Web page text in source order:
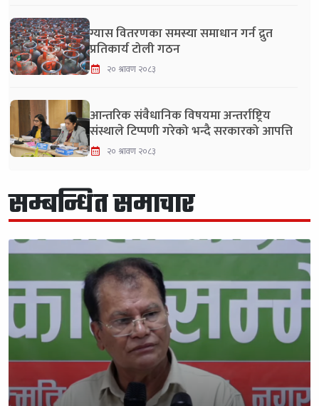
ग्यास वितरणका समस्या समाधान गर्न द्रुत
प्रतिकार्य टोली गठन
२० श्रावण २०८३
आन्तरिक संवैधानिक विषयमा अन्तर्राष्ट्रिय
संस्थाले टिप्पणी गरेको भन्दै सरकारको आपत्ति
२० श्रावण २०८३
सम्बन्धित समाचार